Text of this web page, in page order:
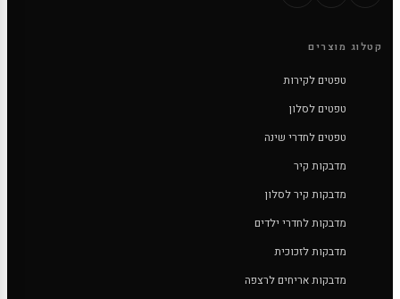
קטלוג מוצרים
טפטים לקירות
טפטים לסלון
טפטים לחדרי שינה
מדבקות קיר
מדבקות קיר לסלון
מדבקות לחדרי ילדים
מדבקות לזכוכית
מדבקות אריחים לרצפה